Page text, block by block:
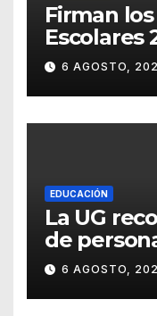
Firman
Escolares
6 AGOSTO,
EDUCACIÓN
La UG
de
agradece
6 AGOSTO,